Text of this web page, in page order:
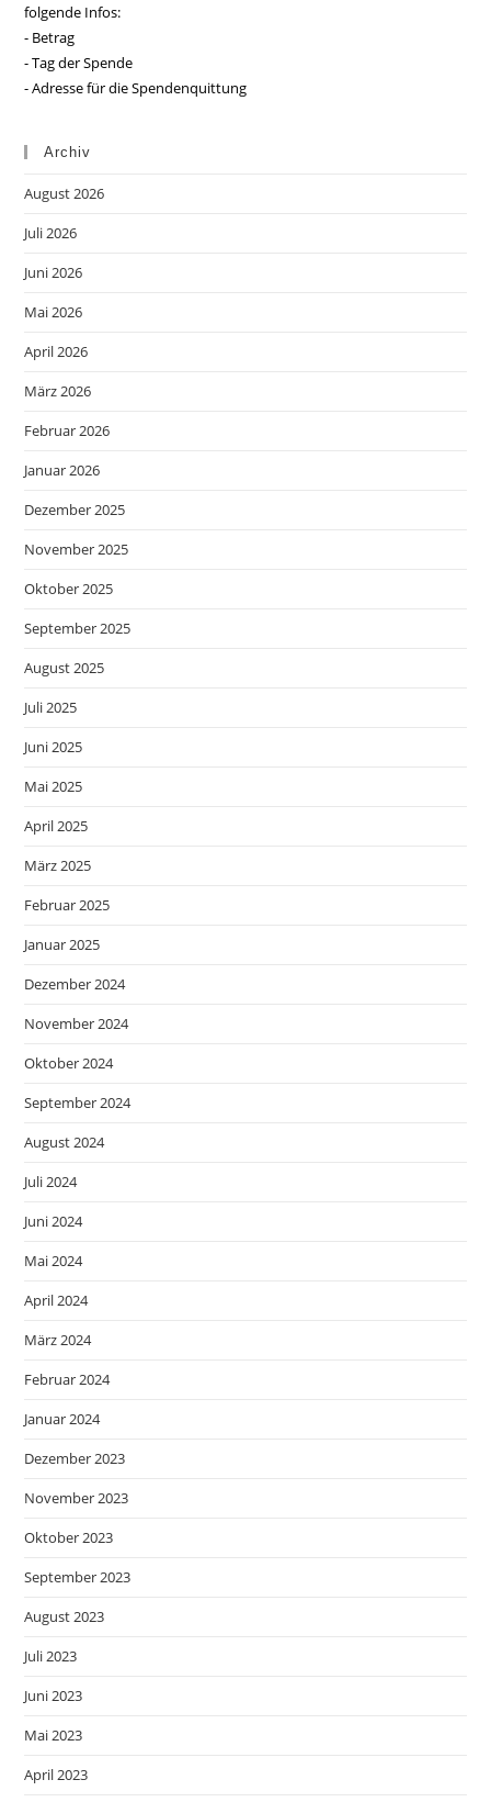
folgende Infos:
- Betrag
- Tag der Spende
- Adresse für die Spendenquittung
Archiv
August 2026
Juli 2026
Juni 2026
Mai 2026
April 2026
März 2026
Februar 2026
Januar 2026
Dezember 2025
November 2025
Oktober 2025
September 2025
August 2025
Juli 2025
Juni 2025
Mai 2025
April 2025
März 2025
Februar 2025
Januar 2025
Dezember 2024
November 2024
Oktober 2024
September 2024
August 2024
Juli 2024
Juni 2024
Mai 2024
April 2024
März 2024
Februar 2024
Januar 2024
Dezember 2023
November 2023
Oktober 2023
September 2023
August 2023
Juli 2023
Juni 2023
Mai 2023
April 2023